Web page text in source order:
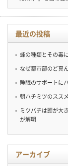
最近の投稿
蜂の種類とその毒
なぜ都市部のど真
睡眠のサポートに
朝ハチミツのススメ
ミツバチは頭が大
が解明
アーカイブ